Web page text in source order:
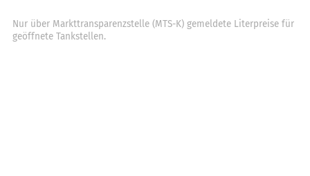
Nur über Markttransparenzstelle (MTS-K) gemeldete Literpreise für
geöffnete Tankstellen.